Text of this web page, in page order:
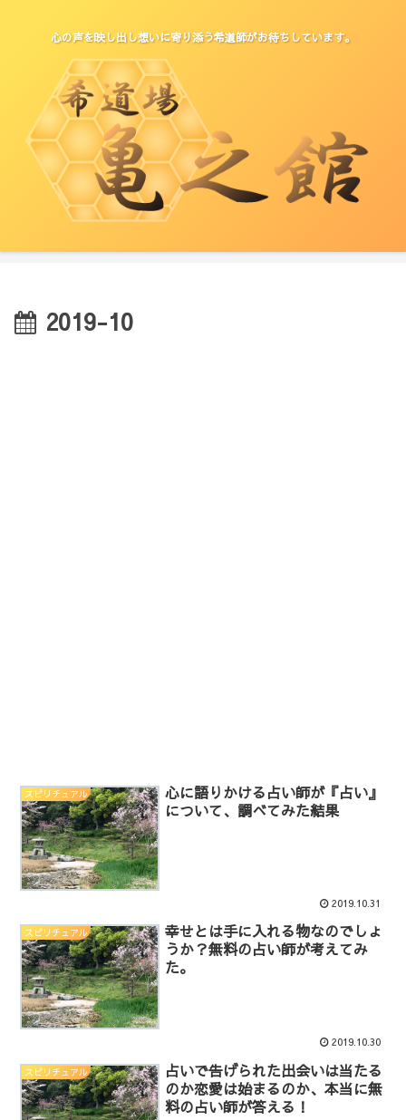
心の声を映し出し想いに寄り添う希道師がお待ちしています。
2019-10
スピリチュアル
心に語りかける占い師が『占い』
について、調べてみた結果
2019.10.31
スピリチュアル
幸せとは手に入れる物なのでしょ
うか？無料の占い師が考えてみ
た。
2019.10.30
スピリチュアル
占いで告げられた出会いは当たる
のか恋愛は始まるのか、本当に無
料の占い師が答える！